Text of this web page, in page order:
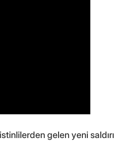
gelen yeni saldırı